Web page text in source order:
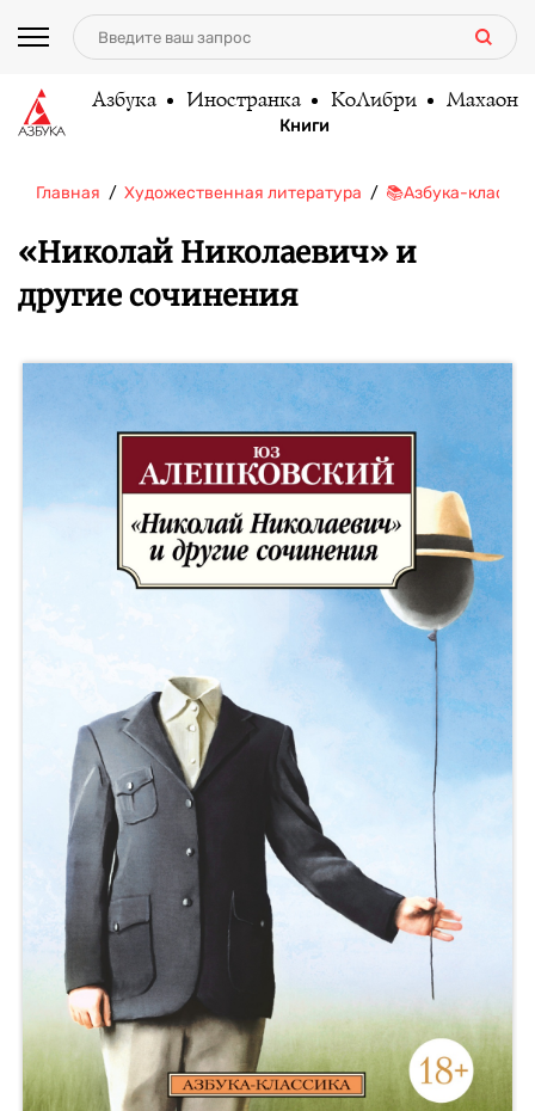
Азбука Иностранка КоЛибри Махаон
Книги
Главная Художественная литература 📚Азбука-
«Николай Николаевич» и
другие сочинения